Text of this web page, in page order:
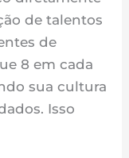
de talentos
de
8 em cada
sua cultura
Isso